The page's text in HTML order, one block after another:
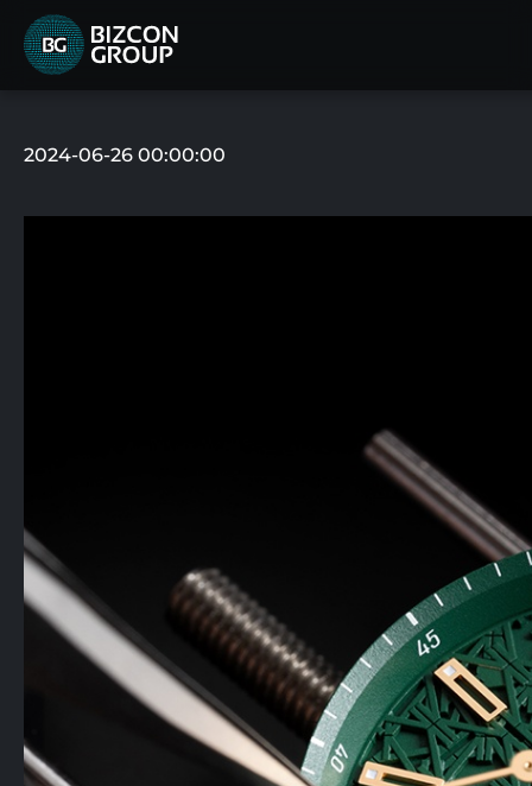
2024-06-26 00:00:00